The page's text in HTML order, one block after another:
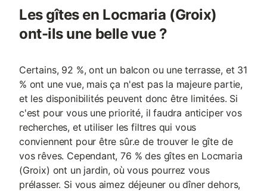
Les gîtes en Locmaria (Groix)
ont-ils une belle vue ?
Certains, 92 %, ont un balcon ou une terrasse, et 31
% ont une vue, mais ça n'est pas la majeure partie,
et les disponibilités peuvent donc être limitées. Si
c'est pour vous une priorité, il faudra anticiper vos
recherches, et utiliser les filtres qui vous
conviennent pour être sûr.e de trouver le gîte de
vos rêves. Cependant, 76 % des gîtes en Locmaria
(Groix) ont un jardin, où vous pourrez vous
prélasser. Si vous aimez déjeuner ou dîner dehors,